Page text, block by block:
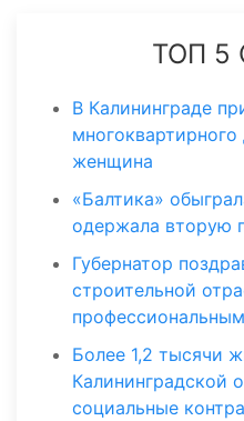
ТОП 5
В Калининграде
женщина
«Балтика»
одержала вторую
Губернатор
строительной
Более 1,2 тысячи
Калининградской
социальные